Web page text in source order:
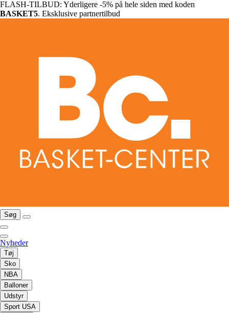
FLASH-TILBUD: Yderligere -5% på hele siden med koden
BASKET5. Eksklusive partnertilbud
Søg
Nyheder
Tøj
Sko
NBA
Balloner
Udstyr
Sport USA